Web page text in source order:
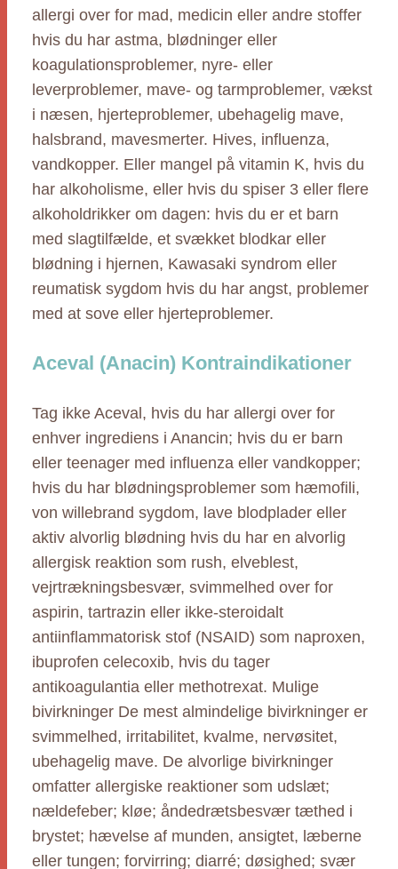
allergi over for mad, medicin eller andre stoffer
hvis du har astma, blødninger eller
koagulationsproblemer, nyre- eller
leverproblemer, mave- og tarmproblemer, vækst
i næsen, hjerteproblemer, ubehagelig mave,
halsbrand, mavesmerter. Hives, influenza,
vandkopper. Eller mangel på vitamin K, hvis du
har alkoholisme, eller hvis du spiser 3 eller flere
alkoholdrikker om dagen: hvis du er et barn
med slagtilfælde, et svækket blodkar eller
blødning i hjernen, Kawasaki syndrom eller
reumatisk sygdom hvis du har angst, problemer
med at sove eller hjerteproblemer.
Aceval (Anacin) Kontraindikationer
Tag ikke Aceval, hvis du har allergi over for
enhver ingrediens i Anancin; hvis du er barn
eller teenager med influenza eller vandkopper;
hvis du har blødningsproblemer som hæmofili,
von willebrand sygdom, lave blodplader eller
aktiv alvorlig blødning hvis du har en alvorlig
allergisk reaktion som rush, elveblest,
vejrtrækningsbesvær, svimmelhed over for
aspirin, tartrazin eller ikke-steroidalt
antiinflammatorisk stof (NSAID) som naproxen,
ibuprofen celecoxib, hvis du tager
antikoagulantia eller methotrexat. Mulige
bivirkninger De mest almindelige bivirkninger er
svimmelhed, irritabilitet, kvalme, nervøsitet,
ubehagelig mave. De alvorlige bivirkninger
omfatter allergiske reaktioner som udslæt;
nældefeber; kløe; åndedrætsbesvær tæthed i
brystet; hævelse af munden, ansigtet, læberne
eller tungen; forvirring; diarré; døsighed; svær